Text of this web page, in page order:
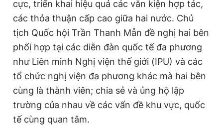
cực, triển khai hiệu quả các văn kiện hợp tác,
các thỏa thuận cấp cao giữa hai nước. Chủ
tịch Quốc hội Trần Thanh Mẫn đề nghị hai bên
phối hợp tại các diễn đàn quốc tế đa phương
như Liên minh Nghị viện thế giới (IPU) và các
tổ chức nghị viện đa phương khác mà hai bên
cùng là thành viên; chia sẻ và ủng hộ lập
trường của nhau về các vấn đề khu vực, quốc
tế cùng quan tâm.